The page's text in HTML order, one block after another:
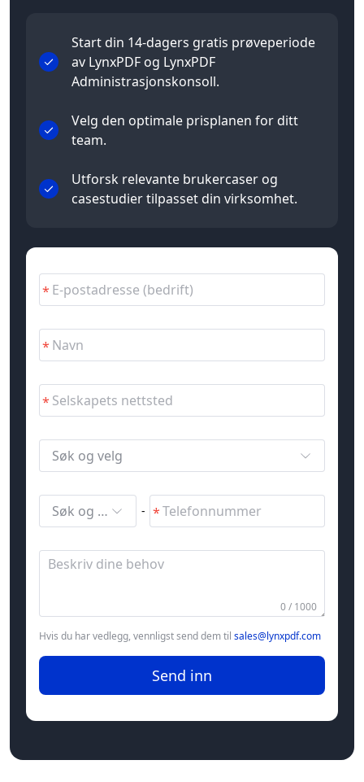
Start din 14-dagers gratis prøveperiode
av LynxPDF og LynxPDF
Administrasjonskonsoll.
Velg den optimale prisplanen for ditt
team.
Utforsk relevante brukercaser og
casestudier tilpasset din virksomhet.
Søk og velg
Søk og velg -
0 / 1000
Hvis du har vedlegg, vennligst send dem til sales@lynxpdf.com
Send inn